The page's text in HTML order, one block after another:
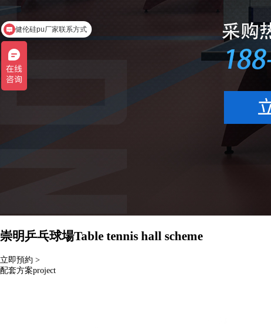
崇明乒乓球場Table tennis hall scheme
立即預約 >
配套方案project
健伦硅pu厂家联系方式